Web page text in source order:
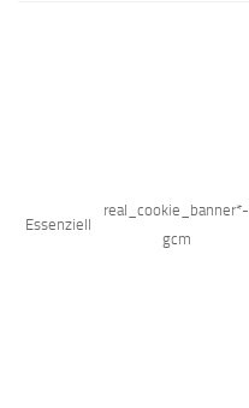
Essenziell
real_cookie_banner*-
gcm